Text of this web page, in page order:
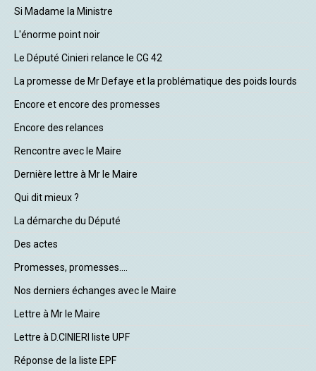
Si Madame la Ministre
L'énorme point noir
Le Député Cinieri relance le CG 42
La promesse de Mr Defaye et la problématique des poids lourds
Encore et encore des promesses
Encore des relances
Rencontre avec le Maire
Dernière lettre à Mr le Maire
Qui dit mieux ?
La démarche du Député
Des actes
Promesses, promesses....
Nos derniers échanges avec le Maire
Lettre à Mr le Maire
Lettre à D.CINIERI liste UPF
Réponse de la liste EPF